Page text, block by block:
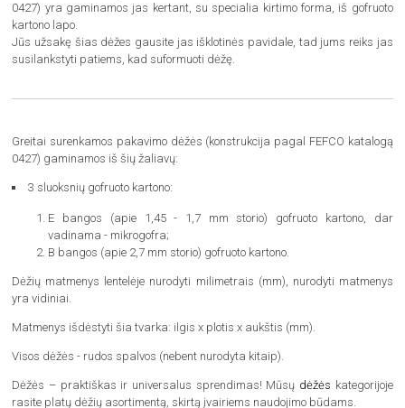
0427) yra gaminamos jas kertant, su specialia kirtimo forma, iš gofruoto
kartono lapo.
Jūs užsakę šias dėžes gausite jas išklotinės pavidale, tad jums reiks jas
susilankstyti patiems, kad suformuoti dėžę.
Greitai surenkamos pakavimo dėžės (konstrukcija pagal FEFCO katalogą
0427) gaminamos iš šių žaliavų:
3 sluoksnių gofruoto kartono:
E bangos (apie 1,45 - 1,7 mm storio) gofruoto kartono, dar
vadinama - mikrogofra;
B bangos (apie 2,7 mm storio) gofruoto kartono.
Dėžių matmenys lentelėje nurodyti milimetrais (mm), nurodyti matmenys
yra vidiniai.
Matmenys išdėstyti šia tvarka: ilgis x plotis x aukštis (mm).
Visos dėžės - rudos spalvos (nebent nurodyta kitaip).
Dėžės – praktiškas ir universalus sprendimas! Mūsų dėžės kategorijoje
rasite platų dėžių asortimentą, skirtą įvairiems naudojimo būdams.